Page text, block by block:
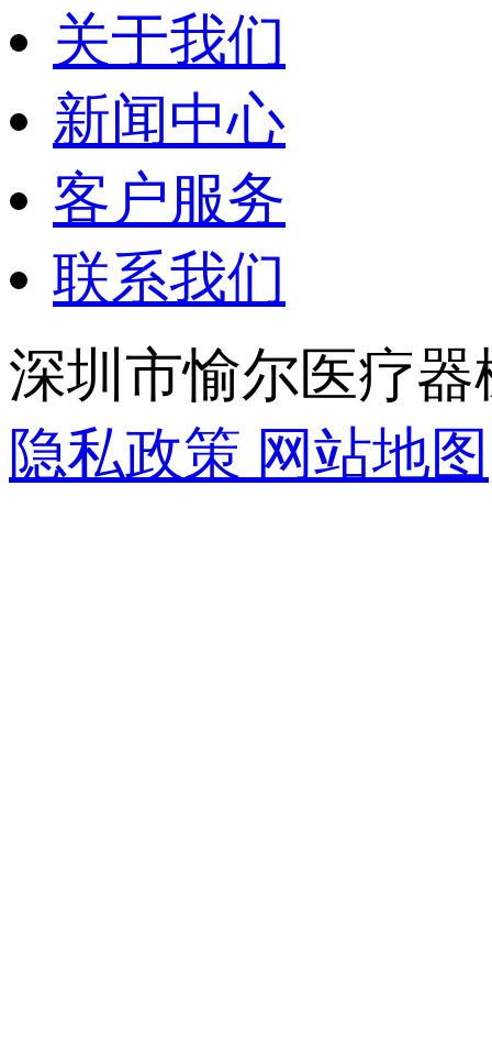
关于我们
新闻中心
客户服务
联系我们
深圳市愉尔医疗
隐私政策 网站地图